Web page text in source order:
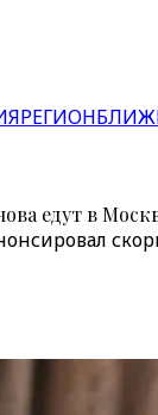
РЕГИОН
едут в